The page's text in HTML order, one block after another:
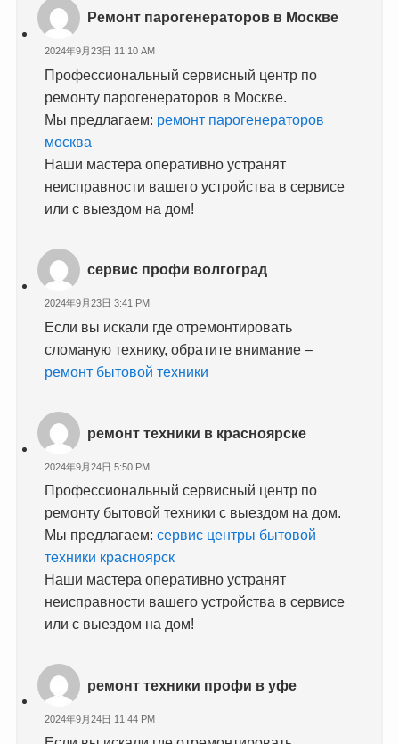
Ремонт парогенераторов в Москве
2024年9月23日 11:10 AM
Профессиональный сервисный центр по
ремонту парогенераторов в Москве.
Мы предлагаем: ремонт парогенераторов
москва
Наши мастера оперативно устранят
неисправности вашего устройства в сервисе
или с выездом на дом!
сервис профи волгоград
2024年9月23日 3:41 PM
Если вы искали где отремонтировать
сломаную технику, обратите внимание –
ремонт бытовой техники
ремонт техники в красноярске
2024年9月24日 5:50 PM
Профессиональный сервисный центр по
ремонту бытовой техники с выездом на дом.
Мы предлагаем:сервис центры бытовой
техники красноярск
Наши мастера оперативно устранят
неисправности вашего устройства в сервисе
или с выездом на дом!
ремонт техники профи в уфе
2024年9月24日 11:44 PM